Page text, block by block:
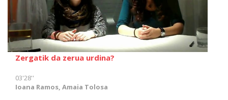
Zergatik da zerua urdina?
03'28''
Ioana Ramos, Amaia Tolosa